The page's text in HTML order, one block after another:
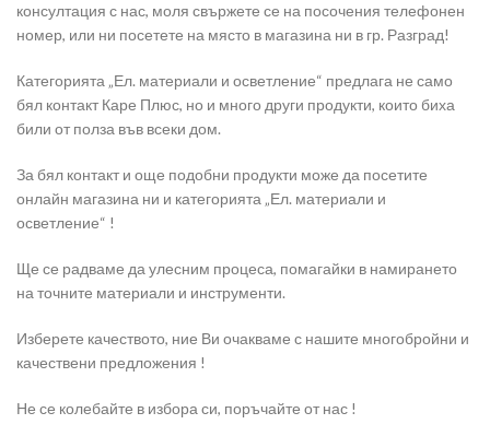
консултация с нас, моля свържете се на посочения телефонен
номер, или ни посетете на място в магазина ни в гр. Разград!
Категорията „Ел. материали и осветление“ предлага не само
бял контакт Каре Плюс, но и много други продукти, които биха
били от полза във всеки дом.
За бял контакт и още подобни продукти може да посетите
онлайн магазина ни и категорията „Ел. материали и
осветление“ !
Ще се радваме да улесним процеса, помагайки в намирането
на точните материали и инструменти.
Изберете качеството, ние Ви очакваме с нашите многобройни и
качествени предложения !
Не се колебайте в избора си, поръчайте от нас !